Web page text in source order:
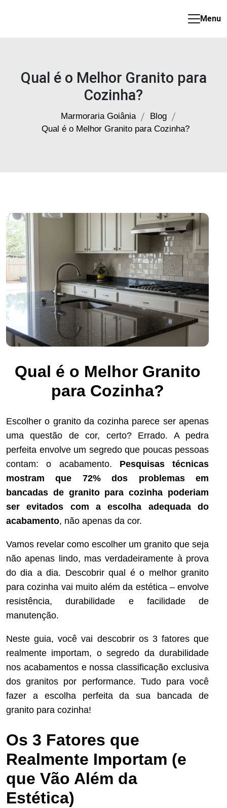
Menu
Qual é o Melhor Granito para
Cozinha​?
Marmoraria Goiânia
Blog
Qual é o Melhor Granito para Cozinha​?
Qual é o Melhor Granito
para Cozinha​?
Escolher o granito da cozinha parece ser apenas
uma questão de cor, certo? Errado. A pedra
perfeita envolve um segredo que poucas pessoas
contam: o acabamento. Pesquisas técnicas
mostram que 72% dos problemas em
bancadas de granito para cozinha poderiam
ser evitados com a escolha adequada do
acabamento, não apenas da cor.
Vamos revelar como escolher um granito que seja
não apenas lindo, mas verdadeiramente à prova
do dia a dia. Descobrir qual é o melhor granito
para cozinha vai muito além da estética – envolve
resistência, durabilidade e facilidade de
manutenção.
Neste guia, você vai descobrir os 3 fatores que
realmente importam, o segredo da durabilidade
nos acabamentos e nossa classificação exclusiva
dos granitos por performance. Tudo para você
fazer a escolha perfeita da sua bancada de
granito para cozinha!
Os 3 Fatores que
Realmente Importam (e
que Vão Além da
Estética)